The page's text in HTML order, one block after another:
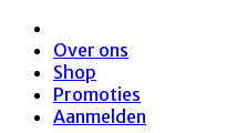
Over ons
Shop
Promoties
Aanmelden